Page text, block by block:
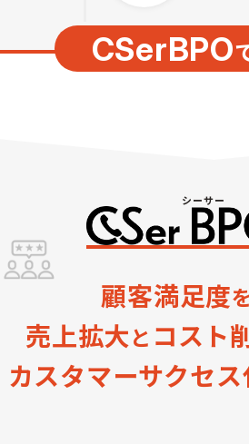
CSerBPO
顧客満足度
売上拡大と コスト
カスタマーサクセス